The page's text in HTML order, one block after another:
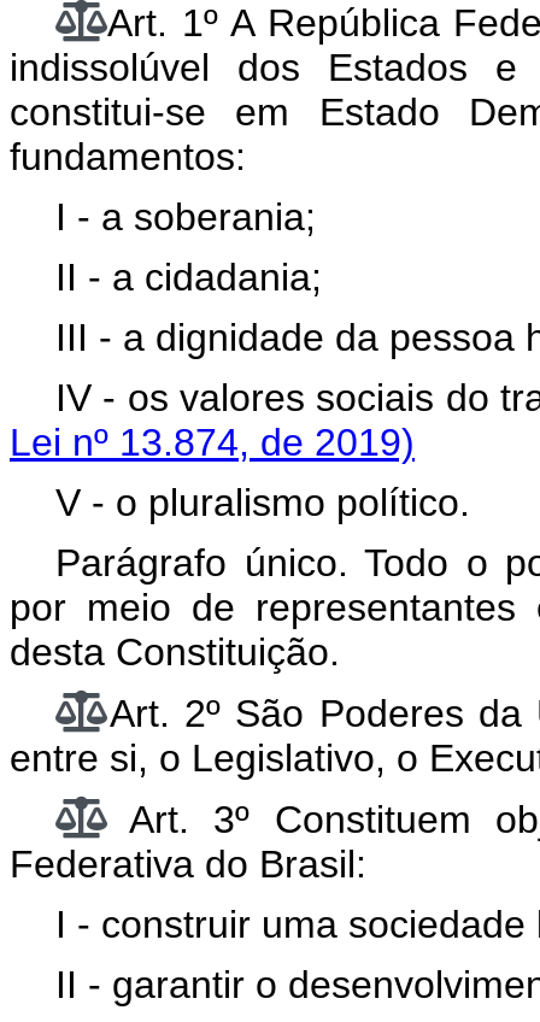
Art. 1º A República
indissolúvel dos Estados
constitui-se em Estado
fundamentos:
I - a soberania;
II - a cidadania;
III - a dignidade da pessoa
IV - os valores sociais
Lei nº 13.874, de 2019)
V - o pluralismo político.
Parágrafo único. Todo o
por meio de
desta Constituição.
Art. 2º São Poderes
entre si, o Legislativo, o
Art. 3º Constituem
Federativa do Brasil:
I - construir uma
II - garantir o